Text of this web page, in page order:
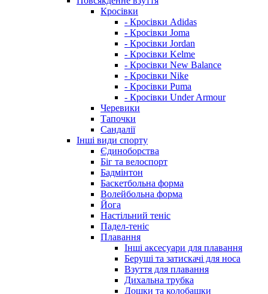
Кросівки
- Кросівки Adidas
- Кросівки Joma
- Кросівки Jordan
- Кросівки Kelme
- Кросівки New Balance
- Кросівки Nike
- Кросівки Puma
- Кросівки Under Armour
Черевики
Тапочки
Сандалії
Інші види спорту
Єдиноборства
Біг та велоспорт
Бадмінтон
Баскетбольна форма
Волейбольна форма
Йога
Настільний теніс
Падел-теніс
Плавання
Інші аксесуари для плавання
Беруші та затискачі для носа
Взуття для плавання
Дихальна трубка
Дошки та колобашки